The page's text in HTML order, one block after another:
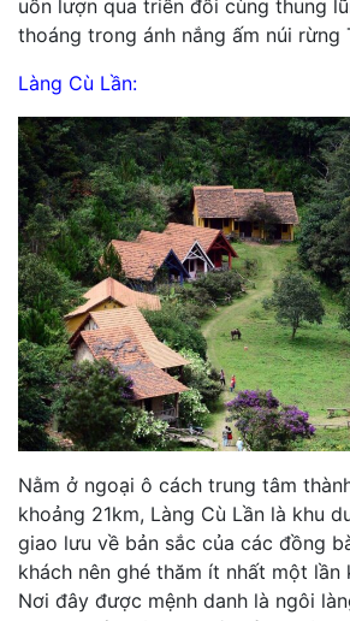
uốn lượn qua triền đồi cùng thung
thoáng trong ánh nắng ấm núi rừng
Làng Cù Lần:
Nằm ở ngoại ô cách trung tâm
khoảng 21km, Làng Cù Lần là khu
giao lưu về bản sắc của các đồng
khách nên ghé thăm ít nhất một lần
Nơi đây được mệnh danh là ngôi